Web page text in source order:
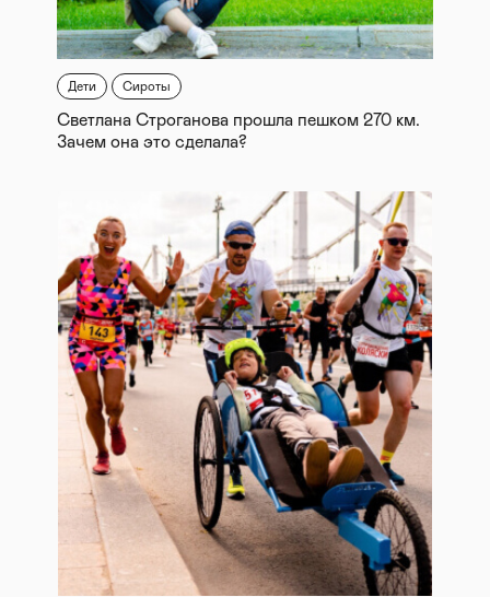
Дети Сироты
Светлана Строганова прошла пешком 270 км.
Зачем она это сделала?